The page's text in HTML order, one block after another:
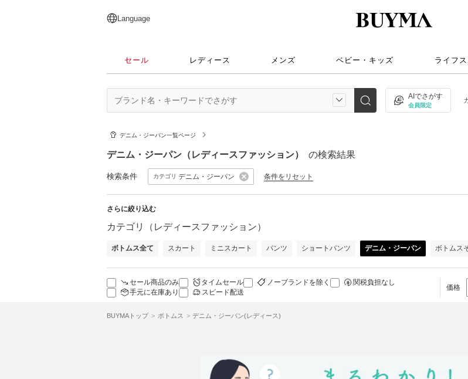
日本語
English
简体中文
繁體中文
Language
セール レディース メンズ ベビー・キッズ ライフ
AIでさがす
会員限定
デニム・ジーパン一覧ページ
デニム・ジーパン（レディースファッション） の検索結果
検索条件 カテゴリ デニム・ジーパン 条件をリセット
さらに絞り込む
カテゴリ（レディースファッション）
ボトムス全て スカート ミニスカート パンツ ショートパンツ デニム・ジーパン ボトムス
セール商品のみ タイムセール ノーブランドを除く
関税負担なし
手元に在庫あり
スピード配送
価格
BUYMAトップ ボトムス デニム・ジーパン(レディース)